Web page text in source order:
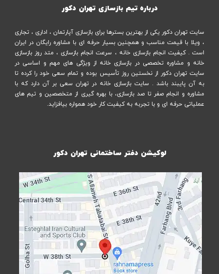
درباره تیم بازسازی تهران دکور
سایت تهران دکور یکی از بهترین بسترها برای بازسازی آپارتمان ، اداری ، تجاری
، ویلا با قیمت مناسب و همچنین بسیار حرفه ای با مشاوره رایگان در ایران
است . کیفیت انجام بازسازی خانه ، سرعت انجام بازسازی ، متد روز بازسازی
خانه و مشاوره تخصصی در بازسازی خانه از ویژگی های مهم و اساسی در
سایت تهران دکور از نخستین روز تأسیس بوده و تمام سعی خود را کرده تا
به آن پایبند باشد . سایت بازسازی خانه در تهران سعی بر آن دارد که با
مشاوره و انجام صفر تا صد بازسازی، با بهره گیری از متخصصین و تیم های
عملیاتی حرفه ای و با تجربه به کیفیت کار خود همواره بیافزاید.
لوکیشن دفتر ساختمانی تهران دکور